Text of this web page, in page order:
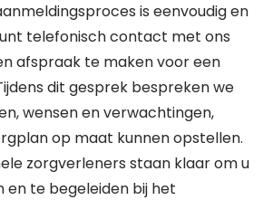
is eenvoudig en
telefonisch contact met ons
afspraak te maken voor een
dit gesprek bespreken we
wensen en verwachtingen,
op maat kunnen opstellen.
zorgverleners staan klaar om u
en te begeleiden bij het